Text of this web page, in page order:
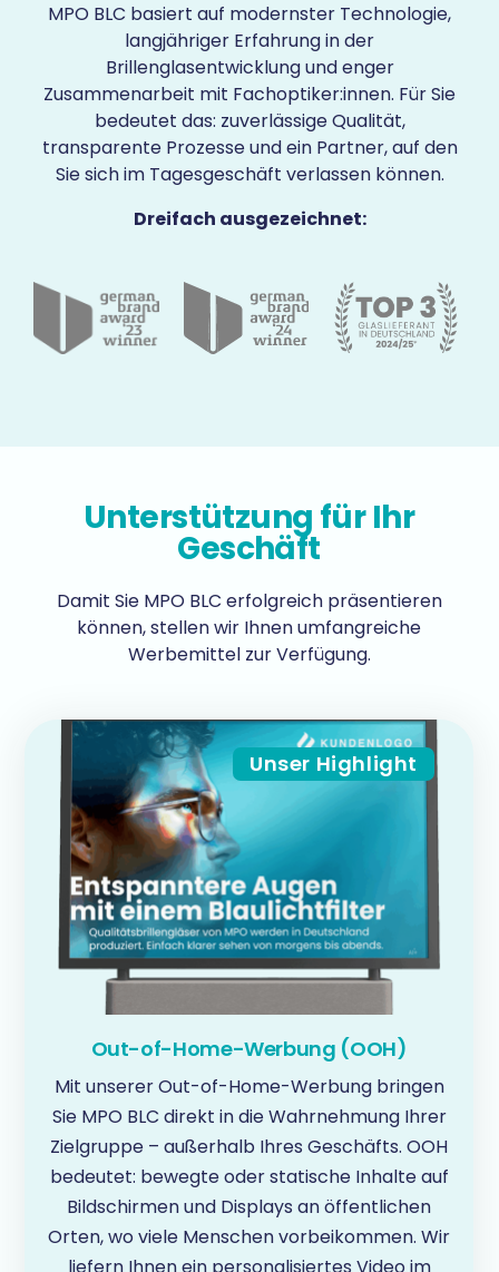
MPO BLC basiert auf modernster Technologie,
langjähriger Erfahrung in der
Brillenglasentwicklung und enger
Zusammenarbeit mit Fachoptiker:innen. Für Sie
bedeutet das: zuverlässige Qualität,
transparente Prozesse und ein Partner, auf den
Sie sich im Tagesgeschäft verlassen können.
Dreifach ausgezeichnet:
Unterstützung für Ihr
Geschäft​
Damit Sie MPO BLC erfolgreich präsentieren
können, stellen wir Ihnen umfangreiche
Werbemittel zur Verfügung.
Unser Highlight
Out-of-Home-Werbung (OOH)
Mit unserer Out-of-Home-Werbung bringen
Sie MPO BLC direkt in die Wahrnehmung Ihrer
Zielgruppe – außerhalb Ihres Geschäfts. OOH
bedeutet: bewegte oder statische Inhalte auf
Bildschirmen und Displays an öffentlichen
Orten, wo viele Menschen vorbeikommen. Wir